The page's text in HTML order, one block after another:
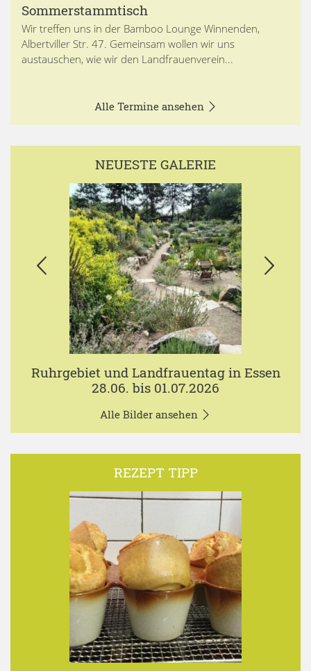
Sommerstammtisch
Wir treffen uns in der Bamboo Lounge Winnenden,
Albertviller Str. 47. Gemeinsam wollen wir uns
austauschen, wie wir den Landfrauenverein...
Alle Termine ansehen
NEUESTE GALERIE
Ruhrgebiet und Landfrauentag in Essen
28.06. bis 01.07.2026
Alle Bilder ansehen
REZEPT TIPP